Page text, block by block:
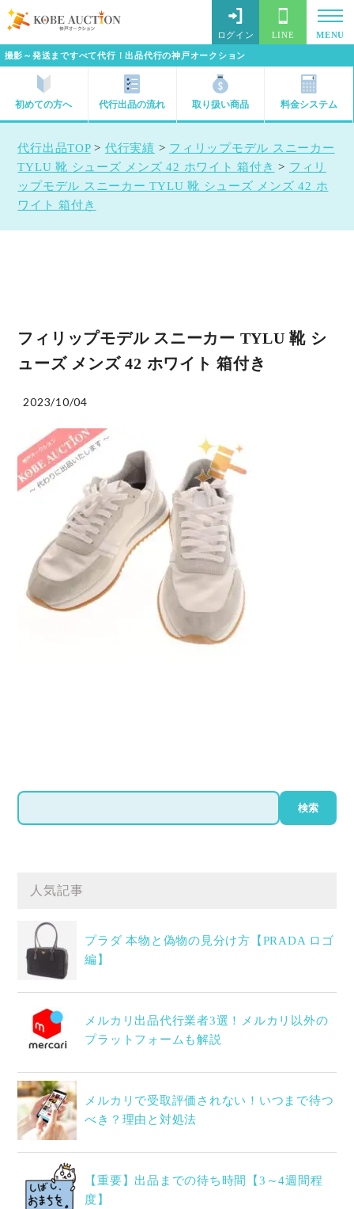
撮影～発送まですべて代行！出品代行の神戸オークション
ログイン LINE MENU
初めての方へ 代行出品の流れ 取り扱い商品 料金システム
代行出品TOP> 代行実績 > フィリップモデル スニーカー
TYLU 靴 シューズ メンズ 42 ホワイト 箱付き > フィリ
ップモデル スニーカー TYLU 靴 シューズ メンズ 42 ホ
ワイト 箱付き
フィリップモデル スニーカー TYLU 靴 シ
ューズ メンズ 42 ホワイト 箱付き
2023/10/04
検
索
検索
人気記事
プラダ 本物と偽物の見分け方【PRADA ロゴ
編】
メルカリ出品代行業者3選！メルカリ以外の
プラットフォームも解説
メルカリで受取評価されない！いつまで待つ
べき？理由と対処法
【重要】出品までの待ち時間【3～4週間程
度】